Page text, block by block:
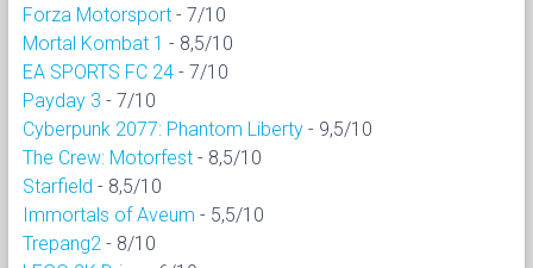
Forza Motorsport - 7/10
Mortal Kombat 1 - 8,5/10
EA SPORTS FC 24 - 7/10
Payday 3 - 7/10
Cyberpunk 2077: Phantom Liberty - 9,5/10
The Crew: Motorfest - 8,5/10
Starfield - 8,5/10
Immortals of Aveum - 5,5/10
Trepang2 - 8/10